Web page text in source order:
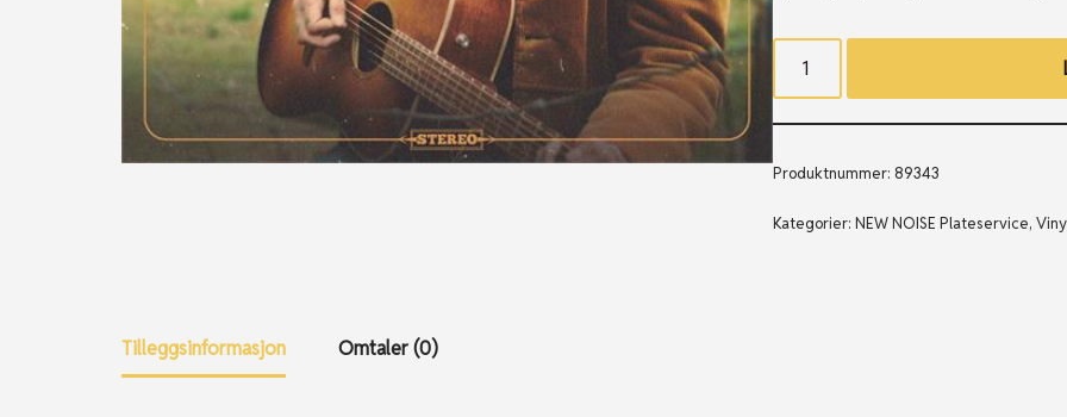
Produktnummer: 89343
Kategorier:NEW NOISE Plateservice,
Tilleggsinformasjon Omtaler (0)